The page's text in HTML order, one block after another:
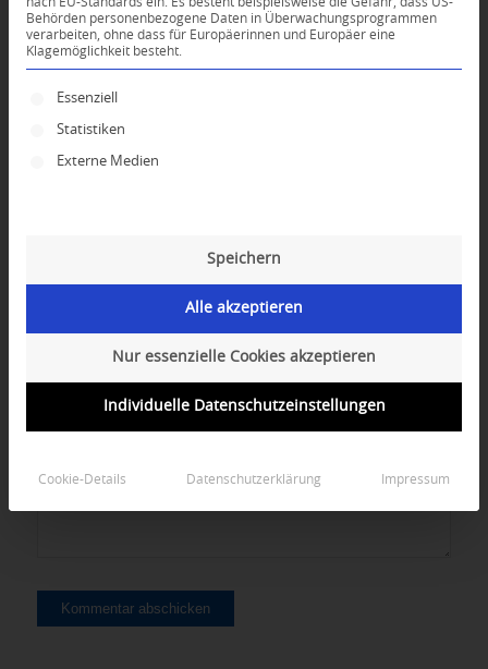
0
Dein Kommentar
An Diskussion beteiligen?
Hinterlassen Sie uns Ihren Kommentar!
Behörden personenbezogene Daten in Überwachungsprogrammen
verarbeiten, ohne dass für Europäerinnen und Europäer eine
Klagemöglichkeit besteht.
Es folgt eine Liste der Service-Gruppen, für die
Essenziell
Statistiken
Externe Medien
Speichern
Alle akzeptieren
Nur essenzielle Cookies akzeptieren
Individuelle Datenschutzeinstellungen
Cookie-Details Datenschutzerklärung Impressum